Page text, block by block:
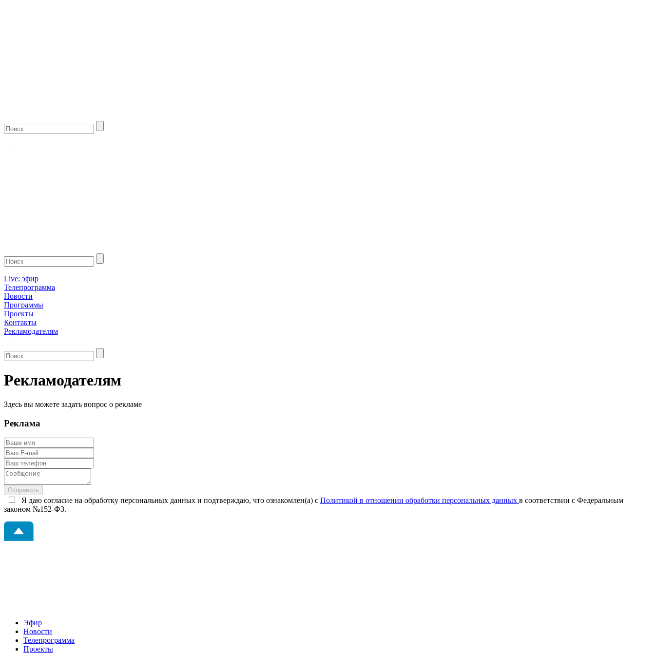
Live: эфир
Телепрограмма
Новости
Программы
Проекты
Контакты
Рекламодателям
Рекламодателям
Здесь вы можете задать вопрос о рекламе
Реклама
Я даю согласие на обработку персональных данных и подтверждаю, что ознакомлен(а) с Политикой в отношении обработки персональных данных в соответствии с Федеральным
законом №152-ФЗ.
Эфир
Новости
Телепрограмма
Проекты